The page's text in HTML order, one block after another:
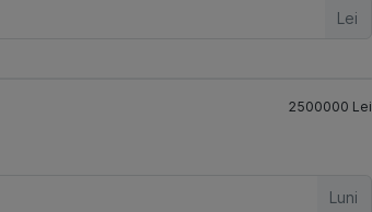
Lei
2500000 Lei
Luni